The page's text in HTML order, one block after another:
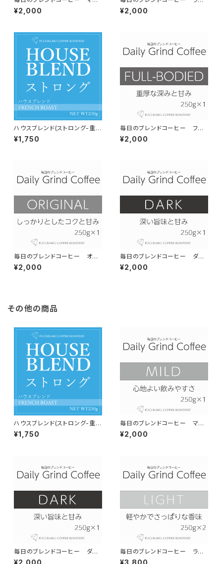
ルド Daily Grind Coffee 30
0g×1個
¥2,000
ト Daily Grind Coffee 300g
×1個
¥2,000
ハウスブレンド(ストロング-重厚
甘-）【フレンチロースト】150g
¥1,750
毎日のブレンドコーヒー フル
ボディ Daily Grind Coffee 3
00g×1個
¥2,000
毎日のブレンドコーヒー オリ
ジナル Daily Grind Coffee 3
00g×1個
¥2,000
毎日のブレンドコーヒー ダー
ク Daily Grind Coffee 300g
×1個
¥2,000
その他の商品
ハウスブレンド(ストロング-重厚
甘-）【フレンチロースト】150g
¥1,750
毎日のブレンドコーヒー マイ
ルド Daily Grind Coffee 30
0g×1個
¥2,000
毎日のブレンドコーヒー ダー
ク Daily Grind Coffee 300g
¥2,000
毎日のブレンドコーヒー ライ
ト Daily Grind Coffee 300g
¥3,800